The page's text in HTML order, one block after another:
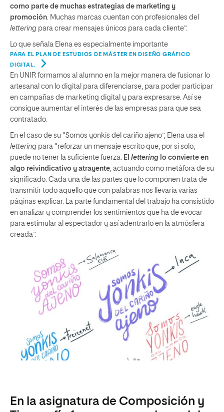
como parte de muchas estrategias de marketing y
promoción. Muchas marcas cuentan con profesionales del
lettering para crear mensajes únicos para cada cliente”.
Lo que señala Elena es especialmente importante
PARA EL PLAN DE ESTUDIOS DE MÁSTER EN DISEÑO GRÁFICO
DIGITAL.
En UNIR formamos al alumno en la mejor manera de fusionar lo
artesanal con lo digital para diferenciarse, para poder participar
en campañas de marketing digital y para expresarse. Así se
consigue aumentar el interés de las empresas para que sea
contratado.
En el caso de su “Somos yonkis del cariño ajeno”, Elena usa el
lettering para “reforzar un mensaje escrito que, por sí solo,
puede no tener la suficiente fuerza. El lettering lo convierte en
algo reivindicativo y atrayente, actuando como metáfora de su
significado. Cada una de las partes que lo componen trata de
transmitir todo aquello que con palabras nos llevaría varias
páginas explicar. La parte fundamental del trabajo ha consistido
en analizar y comprender los sentimientos que ha de evocar
para estimular al espectador y así adentrarlo en la atmósfera
creada”.
En la asignatura de Composición y